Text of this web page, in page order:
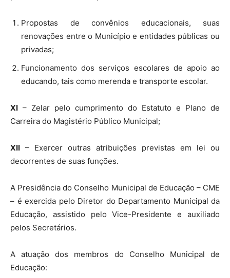
Propostas de convênios educacionais, suas
renovações entre o Município e entidades públicas ou
privadas;
Funcionamento dos serviços escolares de apoio ao
educando, tais como merenda e transporte escolar.
XI – Zelar pelo cumprimento do Estatuto e Plano de
Carreira do Magistério Público Municipal;
XII – Exercer outras atribuições previstas em lei ou
decorrentes de suas funções.
A Presidência do Conselho Municipal de Educação – CME
– é exercida pelo Diretor do Departamento Municipal da
Educação, assistido pelo Vice-Presidente e auxiliado
pelos Secretários.
A atuação dos membros do Conselho Municipal de
Educação: